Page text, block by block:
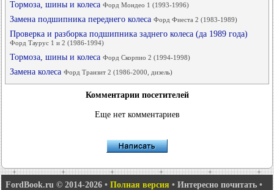
Тормоза, шины и колеса Форд Мондео 1 (1993-1996)
Замена подшипника переднего колеса Форд Фиеста 2 (1983-1989)
Проверка и разборка подшипника заднего колеса (да 1989 года)
Форд Таурус 1 и 2 (1986-1994)
Тормоза, шины и колеса Форд Скорпио 2 (1994-1998)
Замена колеса Форд Транзит 2 (1986-2000, дизель)
Комментарии посетителей
Еще нет комментариев
FordBook.ru © 2014-2026 • Полная версия • Интересно почитать •